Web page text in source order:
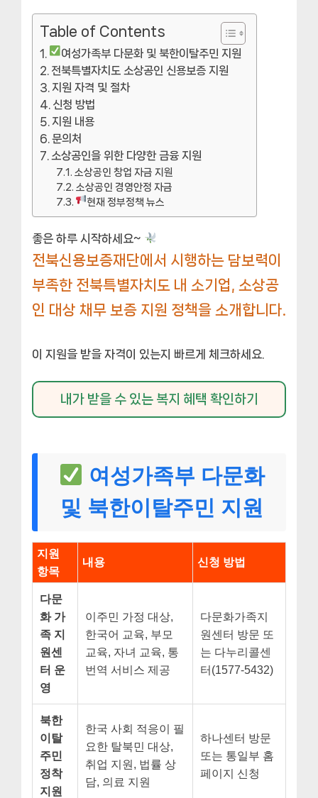
Table of Contents
여성가족부 다문화 및 북한이탈주민 지원
전북특별자치도 소상공인 신용보증 지원
지원 자격 및 절차
신청 방법
지원 내용
문의처
소상공인을 위한 다양한 금융 지원
소상공인 창업 자금 지원
소상공인 경영안정 자금
현재 정부정책 뉴스
좋은 하루 시작하세요~
전북신용보증재단에서 시행하는 담보력이
부족한 전북특별자치도 내 소기업, 소상공
인 대상 채무 보증 지원 정책을 소개합니다.
이 지원을 받을 자격이 있는지 빠르게 체크하세요.
내가 받을 수 있는 복지 혜택 확인하기
여성가족부 다문화
및 북한이탈주민 지원
지원
항목
내용 신청 방법
다문
화 가
족 지
원센
터 운
영
이주민 가정 대상,
한국어 교육, 부모
교육, 자녀 교육, 통
번역 서비스 제공
다문화가족지
원센터 방문 또
는 다누리콜센
터(1577-5432)
북한
이탈
주민
정착
지원
한국 사회 적응이 필
요한 탈북민 대상,
취업 지원, 법률 상
담, 의료 지원
하나센터 방문
또는 통일부 홈
페이지 신청